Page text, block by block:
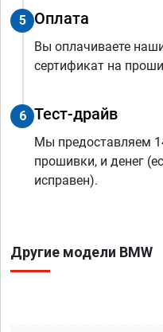
5 Оплата
Вы оплачиваете
сертификат на
6 Тест-драйв
Мы предоставляем
прошивки, и денег
исправен).
Другие модели BMW